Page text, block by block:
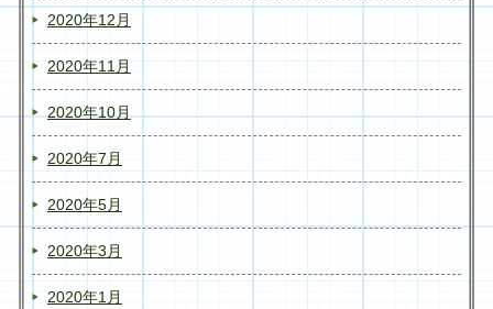
2020年12月
2020年11月
2020年10月
2020年7月
2020年5月
2020年3月
2020年1月